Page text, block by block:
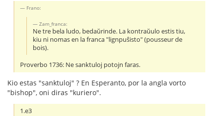
Frano:
Zam_franca:
Ne tre bela ludo, bedaŭrinde. La kontraŭulo estis tiu,
kiu ni nomas en la franca "lignpuŝisto" (pousseur de
bois).
Proverbo 1736: Ne sanktuloj potojn faras.
Kio estas "sanktuloj" ? En Esperanto, por la angla vorto
"bishop", oni diras "kuriero".
1.e3